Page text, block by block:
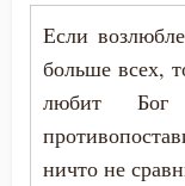
Злорадство
Если
больше всех,
любит Бог
ничто не